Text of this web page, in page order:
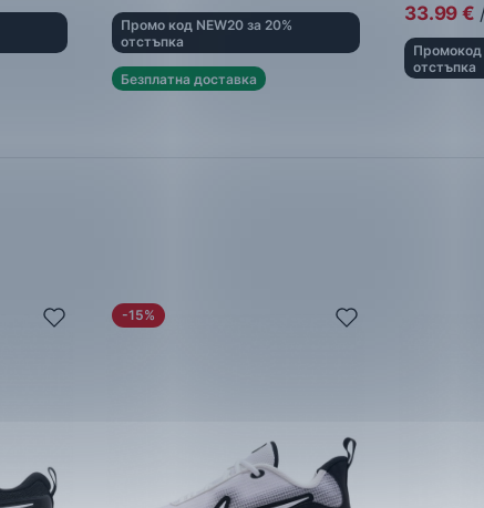
Промо код NEW20 за 20%
отстъпка
Безплатна доставка
33.99 €
Промокод
отстъпка
-15%